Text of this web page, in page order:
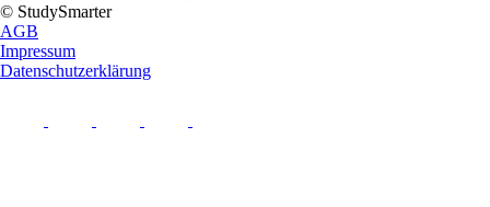
© StudySmarter
AGB
Impressum
Datenschutzerklärung